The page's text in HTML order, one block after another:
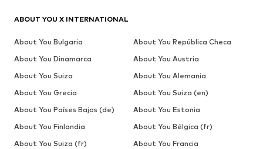
ABOUT YOU X INTERNATIONAL
About You Bulgaria
About You República Checa
About You Dinamarca
About You Austria
About You Suiza
About You Alemania
About You Grecia
About You Suiza (en)
About You Países Bajos (de)
About You Estonia
About You Finlandia
About You Bélgica (fr)
About You Suiza (fr)
About You Francia